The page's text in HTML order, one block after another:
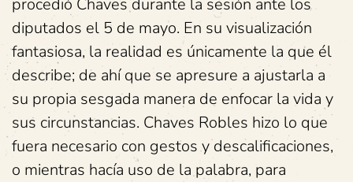
procedió Chaves durante la sesión ante los
diputados el 5 de mayo. En su visualización
fantasiosa, la realidad es únicamente la que él
describe; de ahí que se apresure a ajustarla a
su propia sesgada manera de enfocar la vida y
sus circunstancias. Chaves Robles hizo lo que
fuera necesario con gestos y descalificaciones,
o mientras hacía uso de la palabra, para